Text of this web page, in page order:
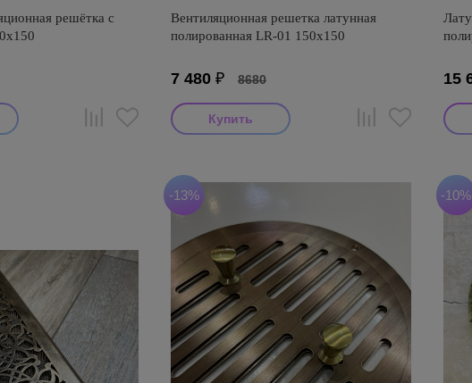
решётка с
Вентиляционная решетка латунная
полированная LR-01 150х150
7 480 ₽ 8680 15
-13% -10%